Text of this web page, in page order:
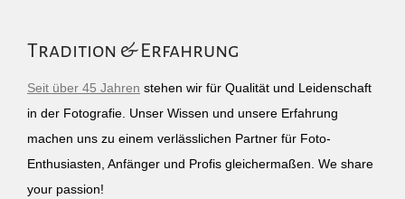
Tradition & Erfahrung
Seit über 45 Jahren stehen wir für Qualität und Leidenschaft
in der Fotografie. Unser Wissen und unsere Erfahrung
machen uns zu einem verlässlichen Partner für Foto-
Enthusiasten, Anfänger und Profis gleichermaßen. We share
your passion!